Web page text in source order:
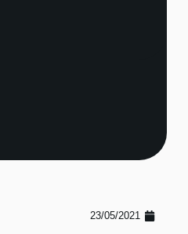
23/05/2021